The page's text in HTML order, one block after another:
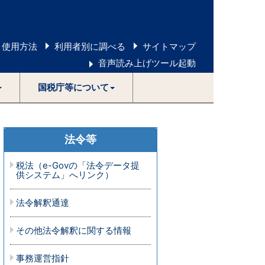
用方法 利用者別に調べる
サイトマップ
音声読み上げツール起動
国税庁等について
法令等
税法（e-Govの「法令データ提
供システム」へリンク）
法令解釈通達
その他法令解釈に関する情報
事務運営指針